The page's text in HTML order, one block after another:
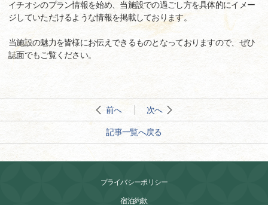
イチオシのプラン情報を始め、当施設での過ごし方を具体的にイメー
ジしていただけるような情報を掲載しております。
当施設の魅力を皆様にお伝えできるものとなっておりますので、ぜひ
誌面でもご覧ください。
前へ 次へ
記事一覧へ戻る
プライバシーポリシー
宿泊約款